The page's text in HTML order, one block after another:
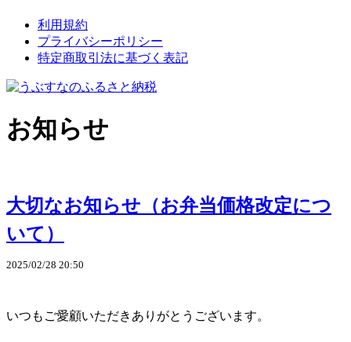
利用規約
プライバシーポリシー
特定商取引法に基づく表記
お知らせ
大切なお知らせ（お弁当価格改定につ
いて）
2025/02/28 20:50
いつもご愛顧いただきありがとうございます。